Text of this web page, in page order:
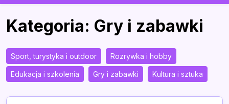
Kategoria: Gry i zabawki
Sport, turystyka i outdoor Rozrywka i hobby
Edukacja i szkolenia Gry i zabawki Kultura i sztuka